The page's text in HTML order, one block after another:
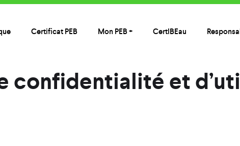
Certificat PEB Mon PEB + CertIBEau
confidentialité et